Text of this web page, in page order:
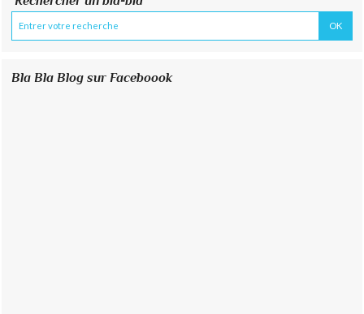
Bla Bla Blog sur Faceboook